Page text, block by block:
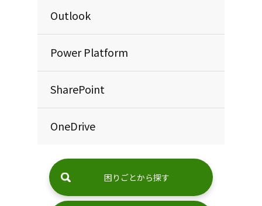
Outlook
Power Platform
SharePoint
OneDrive
困りごとから探す